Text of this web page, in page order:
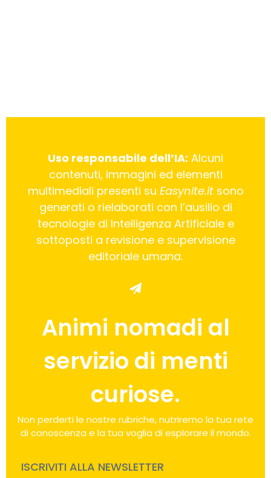
Uso responsabile dell’IA: Alcuni
contenuti, immagini ed elementi
multimediali presenti su Easynite.itsono
generati o rielaborati con l’ausilio di
tecnologie di Intelligenza Artificiale e
sottoposti a revisione e supervisione
editoriale umana.
Animi nomadi al
servizio di menti
curiose.
Non perderti le nostre rubriche, nutriremo la tua rete
di conoscenza e la tua voglia di esplorare il mondo.
ISCRIVITI ALLA NEWSLETTER